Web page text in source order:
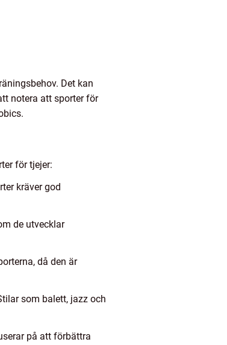
Det kan
notera att sporter för
för tjejer:
kräver god
de utvecklar
då den är
som balett, jazz och
på att förbättra